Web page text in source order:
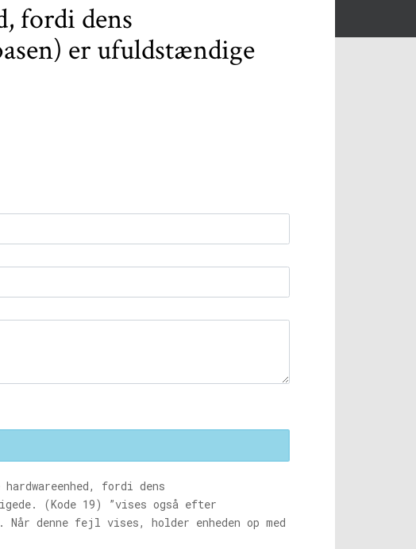
fordi dens
er ufuldstændige
fordi dens
(Kode 19) ”vises også efter
denne fejl vises, holder enheden op med